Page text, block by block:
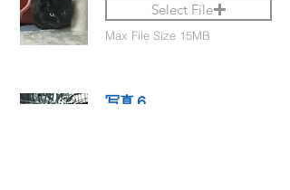
Select File
Max File Size 15MB
写真６